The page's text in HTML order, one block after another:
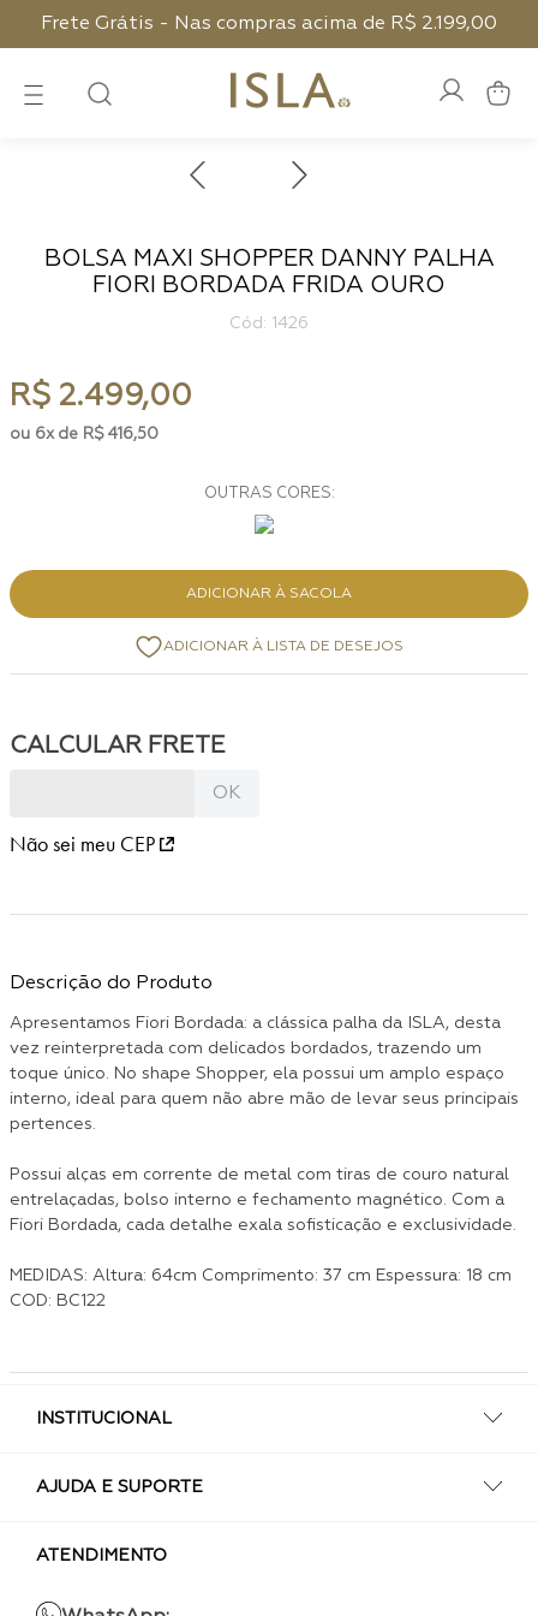
Frete Grátis - Nas compras acima de R$ 2.199,00
BOLSA MAXI SHOPPER DANNY PALHA
FIORI BORDADA FRIDA OURO
: 1426
R$ 2.499,00
6 R$ 416,50
ADICIONAR À SACOLA
Não sei meu CEP
Descrição do Produto
Apresentamos Fiori Bordada: a clássica palha da ISLA, desta
vez reinterpretada com delicados bordados, trazendo um
toque único. No shape Shopper, ela possui um amplo espaço
interno, ideal para quem não abre mão de levar seus principais
pertences.
Possui alças em corrente de metal com tiras de couro natural
entrelaçadas, bolso interno e fechamento magnético. Com a
Fiori Bordada, cada detalhe exala sofisticação e exclusividade.
MEDIDAS: Altura: 64cm Comprimento: 37 cm Espessura: 18 cm
COD: BC122
INSTITUCIONAL
AJUDA E SUPORTE
ATENDIMENTO